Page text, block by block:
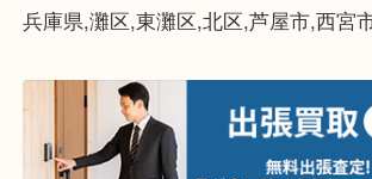
☆出張買取エリア☆